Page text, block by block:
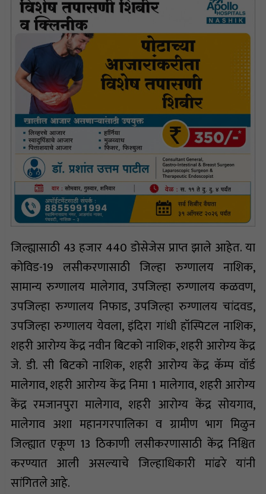
जिल्ह्यासाठी 43 हजार 440 डोसेजेस प्राप्त झाले आहेत. या
कोविड-19 लसीकरणासाठी जिल्हा रुग्णालय नाशिक,
सामान्य रुग्णालय मालेगाव, उपजिल्हा रुग्णालय कळवण,
उपजिल्हा रुग्णालय निफाड, उपजिल्हा रुग्णालय चांदवड,
उपजिल्हा रुग्णालय येवला, इंदिरा गांधी हॉस्पिटल नाशिक,
शहरी आरोग्य केंद्र नवीन बिटको नाशिक, शहरी आरोग्य केंद्र
जे. डी. सी बिटको नाशिक, शहरी आरोग्य केंद्र कॅम्प वॉर्ड
मालेगाव, शहरी आरोग्य केंद्र निमा 1 मालेगाव, शहरी आरोग्य
केंद्र रमजानपुरा मालेगाव, शहरी आरोग्य केंद्र सोयगाव,
मालेगाव अशा महानगरपालिका व ग्रामीण भाग मिळुन
जिल्ह्यात एकूण 13 ठिकाणी लसीकरणासाठी केंद्र निश्चित
करण्यात आली असल्याचे जिल्हाधिकारी मांढरे यांनी
सांगितले आहे.